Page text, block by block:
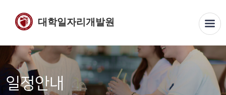
대학일자리개발원
일정안내